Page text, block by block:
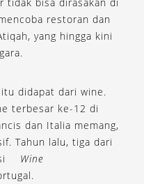
restoran dan
yang hingga kini
didapat dari wine.
terbesar ke-12 di
dan Italia memang,
Tahun lalu, tiga dari
Wine